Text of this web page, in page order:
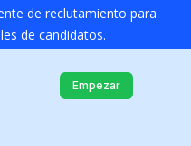
de reclutamiento para
de candidatos.
Empezar